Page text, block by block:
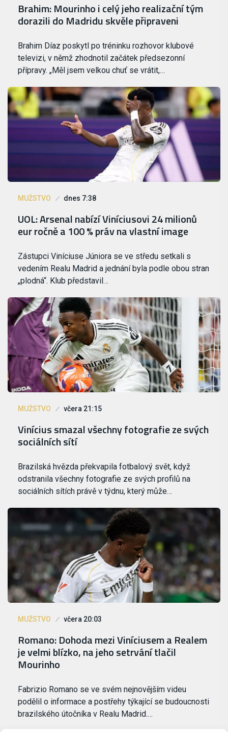
Brahim: Mourinho i celý jeho realizační tým
dorazili do Madridu skvěle připraveni
Brahim Díaz poskytl po tréninku rozhovor klubové
televizi, v němž zhodnotil začátek předsezonní
přípravy. „Měl jsem velkou chuť se vrátit,…
MUŽSTVO dnes 7:38
UOL: Arsenal nabízí Viníciusovi 24 milionů
eur ročně a 100 % práv na vlastní image
Zástupci Viníciuse Júniora se ve středu setkali s
vedením Realu Madrid a jednání byla podle obou stran
„plodná“. Klub představil…
MUŽSTVO včera 21:15
Vinícius smazal všechny fotografie ze svých
sociálních sítí
Brazilská hvězda překvapila fotbalový svět, když
odstranila všechny fotografie ze svých profilů na
sociálních sítích právě v týdnu, který může…
MUŽSTVO včera 20:03
Romano: Dohoda mezi Viníciusem a Realem
je velmi blízko, na jeho setrvání tlačil
Mourinho
Fabrizio Romano se ve svém nejnovějším videu
podělil o informace a postřehy týkající se budoucnosti
brazilského útočníka v Realu Madrid.…